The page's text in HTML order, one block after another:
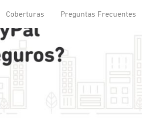
Coberturas Preguntas Frecuentes